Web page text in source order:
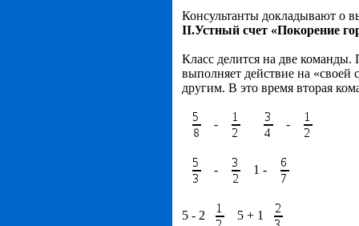
Консультанты докладывают о
II.Устный счет «Покорение
Класс делится на две
выполняет действие на «своей
другим. В это время вторая
- -
- 1 -
5 - 2 5 + 1